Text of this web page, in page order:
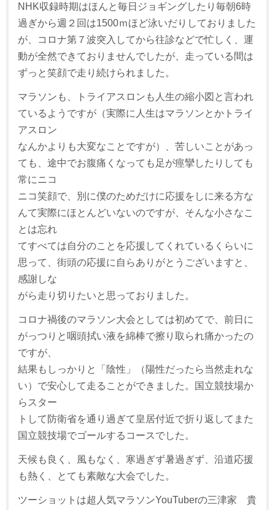
NHK収録時期はほんと毎日ジョギングしたり毎朝6時
過ぎから週２回は1500ｍほど泳いだりしておりました
が、コロナ第７波突入してから往診などで忙しく、運
動が全然できておりませんでしたが、走っている間は
ずっと笑顔で走り続けられました。
マラソンも、トライアスロンも人生の縮小図と言われ
ているようですが（実際に人生はマラソンとかトライ
アスロン
なんかよりも大変なことですが）、苦しいことがあっ
ても、途中でお腹痛くなっても足が痙攣したりしても
常にニコ
ニコ笑顔で、別に僕のためだけに応援をしに来る方な
んて実際にほとんどいないのですが、そんな小さなこ
とは忘れ
てすべては自分のことを応援してくれているくらいに
思って、街頭の応援に自らありがとうございますと、
感謝しな
がら走り切りたいと思っておりました。
コロナ禍後のマラソン大会としては初めてで、前日に
がっつりと咽頭拭い液を綿棒で擦り取られ痛かったの
ですが、
結果もしっかりと「陰性」（陽性だったら当然走れな
い）で安心して走ることができました。国立競技場か
らスター
トして防衛省を通り過ぎて皇居付近で折り返してまた
国立競技場でゴールするコースでした。
天候も良く、風もなく、寒過ぎず暑過ぎず、沿道応援
も熱く、とても素敵な大会でした。
ツーショットは超人気マラソンYouTuberの三津家 貴